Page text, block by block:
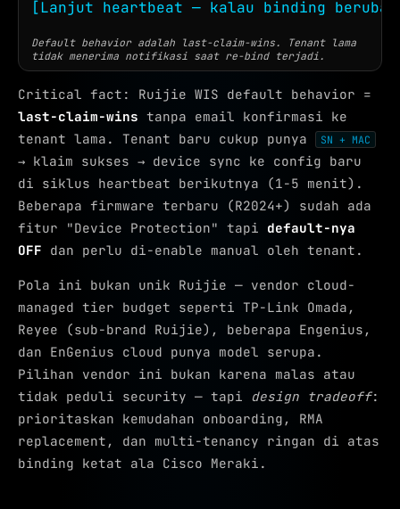
[Lanjut heartbeat — kalau binding
Default behavior adalah last-claim-wins. Tenant lama
tidak menerima notifikasi saat re-bind terjadi.
Critical fact: Ruijie WIS default behavior =
last-claim-wins tanpa email konfirmasi ke
tenant lama. Tenant baru cukup punya
SN + MAC
→ klaim sukses → device sync ke config baru
di siklus heartbeat berikutnya (1-5 menit).
Beberapa firmware terbaru (R2024+) sudah ada
fitur "Device Protection" tapi default-nya
OFF dan perlu di-enable manual oleh tenant.
Pola ini bukan unik Ruijie — vendor cloud-
managed tier budget seperti TP-Link Omada,
Reyee (sub-brand Ruijie), beberapa Engenius,
dan EnGenius cloud punya model serupa.
Pilihan vendor ini bukan karena malas atau
tidak peduli security — tapi design tradeoff:
prioritaskan kemudahan onboarding, RMA
replacement, dan multi-tenancy ringan di atas
binding ketat ala Cisco Meraki.